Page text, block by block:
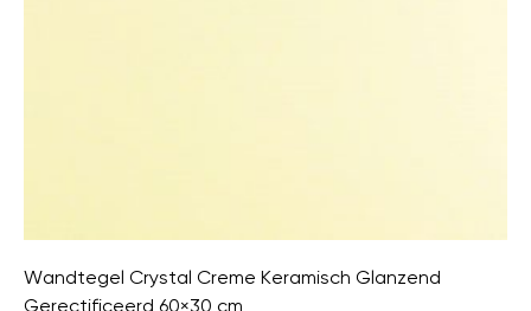
Wandtegel Crystal Creme Keramisch Glanzend
Gerectificeerd 60×30 cm